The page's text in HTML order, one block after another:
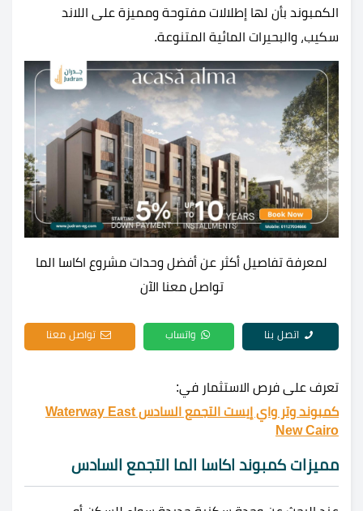
الكمبوند بأن لها إطلالات مفتوحة ومميزة على اللاند
سكيب، والبحيرات المائية المتنوعة.
لمعرفة تفاصيل أكثر عن أفضل وحدات مشروع اكاسا الما
تواصل معنا الآن
اتصل بنا واتساب تواصل معنا
تعرف على فرص الاستثمار في:
كمبوند وتر واي إيست التجمع السادس Waterway East
New Cairo
مميزات كمبوند اكاسا الما التجمع السادس